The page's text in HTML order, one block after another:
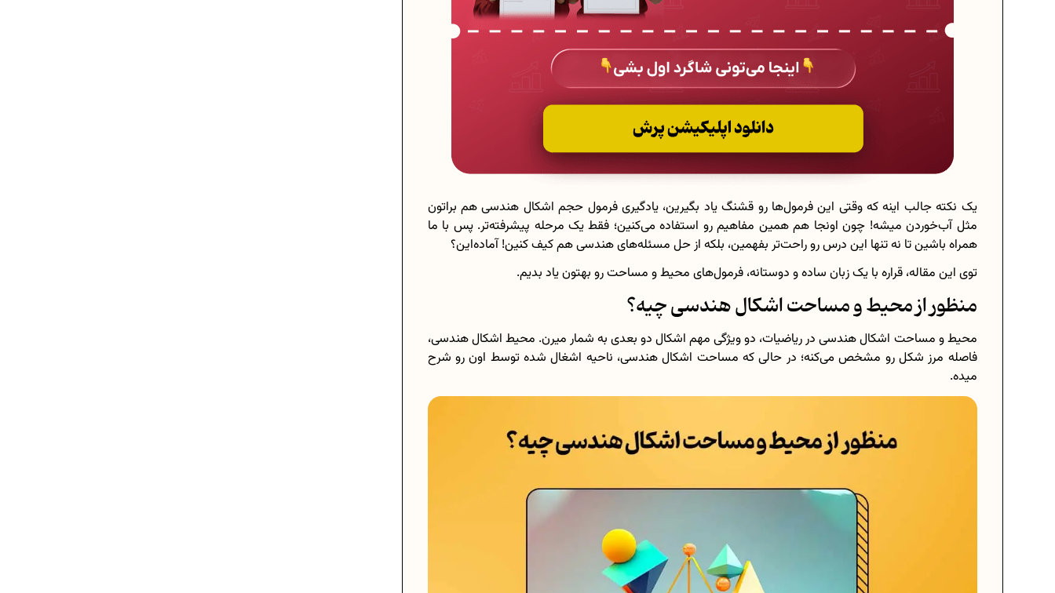
دانلود رایگان کتاب‌های دوازدهم...
اعداد صحیح، طبیعی و گویا چه اعدادی...
حذفیات کنکور انسانی 1404
دانلود رایگان کتاب‌های دوازدهم...
اعداد صحیح، طبیعی و گویا چه اعدادی...
یک نکته جالب اینه که وقتی این فرمول‌ها رو قشنگ یاد بگیرین، یادگیری فرمول حجم اشکال هندسی هم براتون
مثل آب‌خوردن میشه! چون اونجا هم همین مفاهیم رو استفاده می‌کنین؛ فقط یک مرحله پیشرفته‌تر. پس با ما
همراه باشین تا نه‌ تنها این درس رو راحت‌تر بفهمین، بلکه از حل مسئله‌های هندسی هم کیف کنین! آماده‌این؟
توی این مقاله، قراره با یک زبان ساده و دوستانه، فرمول‌های محیط و مساحت رو بهتون یاد بدیم.
منظور از محیط و مساحت اشکال هندسی چیه؟
محیط و مساحت اشکال هندسی در ریاضیات، دو ویژگی مهم اشکال دو بعدی به شمار میرن. محیط اشکال هندسی،
فاصله مرز شکل رو مشخص می‌کنه؛ در حالی که مساحت اشکال هندسی، ناحیه اشغال شده توسط اون رو شرح
میده.